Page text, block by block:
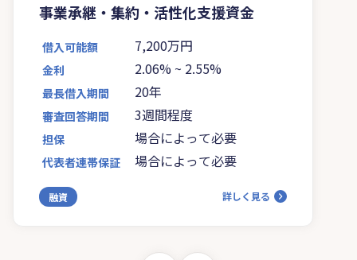
事業承継・集約・活性化支援資金
借入可能額 7,200万円
金利 2.06% ~ 2.55%
最長借入期間 20年
審査回答期間 3週間程度
担保 場合によって必要
代表者連帯保証 場合によって必要
融資 詳しく見る